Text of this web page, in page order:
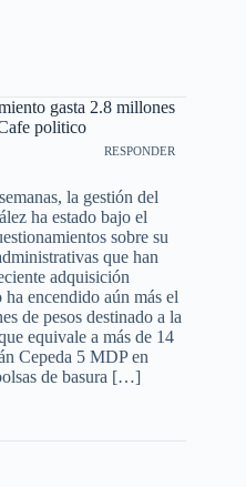
gasta 2.8 millones
politico
RESPONDER
la gestión del
ha estado bajo el
sobre su
que han
adquisición
encendido aún más el
de pesos destinado a la
equivale a más de 14
Cepeda 5 MDP en
de basura […]